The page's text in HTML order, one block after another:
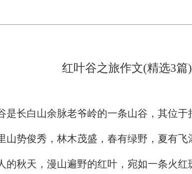
红叶谷之旅作文(精选3篇
是长白山余脉老爷岭的一条山谷，其位
山势俊秀，林木茂盛，春有绿野，夏有
的秋天，漫山遍野的红叶，宛如一条火